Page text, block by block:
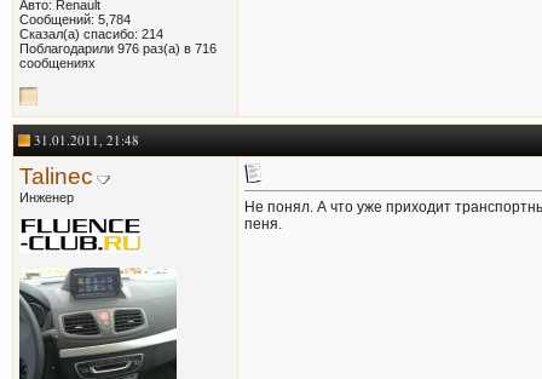
Авто: Renault
Сообщений: 5,784
Сказал(а) спасибо: 214
Поблагодарили 976 раз(а) в 716
сообщениях
31.01.2011, 21:48
Talinec
Инженер
Не понял. А что уже приходит
пеня.